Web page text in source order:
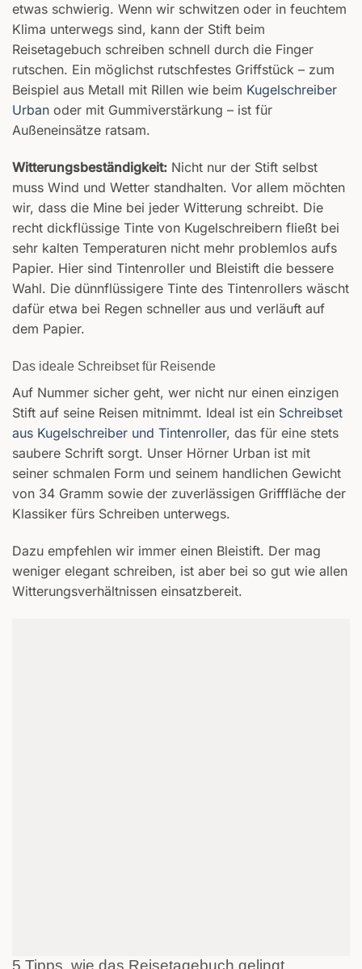
etwas schwierig. Wenn wir schwitzen oder in feuchtem
Klima unterwegs sind, kann der Stift beim
Reisetagebuch schreiben schnell durch die Finger
rutschen. Ein möglichst rutschfestes Griffstück – zum
Beispiel aus Metall mit Rillen wie beim Kugelschreiber
Urban oder mit Gummiverstärkung – ist für
Außeneinsätze ratsam.
Witterungsbeständigkeit: Nicht nur der Stift selbst
muss Wind und Wetter standhalten. Vor allem möchten
wir, dass die Mine bei jeder Witterung schreibt. Die
recht dickflüssige Tinte von Kugelschreibern fließt bei
sehr kalten Temperaturen nicht mehr problemlos aufs
Papier. Hier sind Tintenroller und Bleistift die bessere
Wahl. Die dünnflüssigere Tinte des Tintenrollers wäscht
dafür etwa bei Regen schneller aus und verläuft auf
dem Papier.
Das ideale Schreibset für Reisende
Auf Nummer sicher geht, wer nicht nur einen einzigen
Stift auf seine Reisen mitnimmt. Ideal ist ein Schreibset
aus Kugelschreiber und Tintenroller, das für eine stets
saubere Schrift sorgt. Unser Hörner Urban ist mit
seiner schmalen Form und seinem handlichen Gewicht
von 34 Gramm sowie der zuverlässigen Grifffläche der
Klassiker fürs Schreiben unterwegs.
Dazu empfehlen wir immer einen Bleistift. Der mag
weniger elegant schreiben, ist aber bei so gut wie allen
Witterungsverhältnissen einsatzbereit.
5 Tipps, wie das Reisetagebuch gelingt